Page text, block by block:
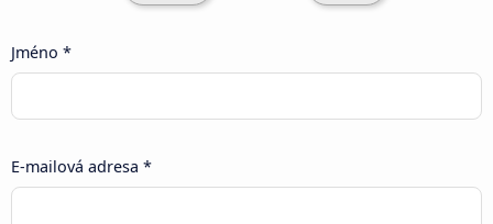
Jméno *
E-mailová adresa *